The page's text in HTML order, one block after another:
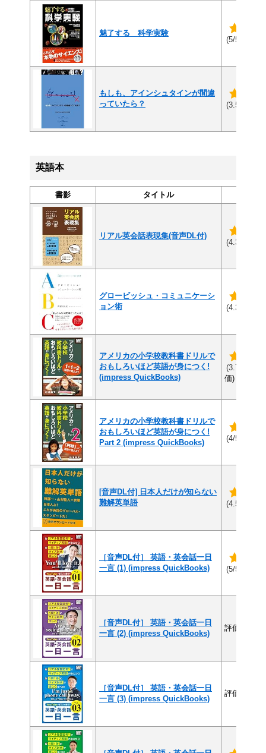
魅了する 科学実験
(5/5)
もしも、アインシュタインが間違
っていたら？
(3.5/5)
英語本
書影 タイトル
リアル英会話表現集(音声DL付)
(4.3/5)
グロービッシュ・コミュニケーシ
ョン術
(4.3/5)
アメリカの小学校教科書ドリルで
おもしろいほど英語が身につく!
(impress QuickBooks)
(3.7/5)
価)
アメリカの小学校教科書ドリルで
おもしろいほど英語が身につく!
Part 2 (impress QuickBooks)
(4/5)
[音声DL付] 日本人だけが知らない
難解英単語
(4.5/5)
［音声DL付］ 英語・英会話一日
一言 (1) (impress QuickBooks)
(5/5)
［音声DL付］ 英語・英会話一日
一言 (2) (impress QuickBooks)
評価なし
［音声DL付］ 英語・英会話一日
一言 (3) (impress QuickBooks)
評価なし